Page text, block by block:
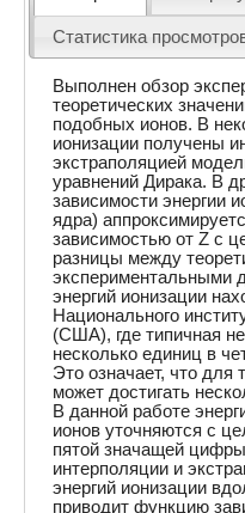
Статистика
Выполнен обзор
теоретических
подобных ионов. В
ионизации получены
экстраполяцией
уравнений Дирака. В
зависимости энергии
ядра)
зависимостью от Z c
разницы между
экспериментальными
энергий ионизации
Национального
(США), где типичная
несколько единиц в
Это означает, что для
может достигать
В данной работе
ионов уточняются с
пятой значащей
интерполяции и
энергий ионизации
приводит функцию